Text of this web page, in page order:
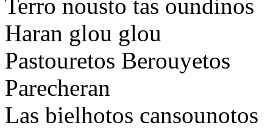
Terro nousto tas oundinos
Haran glou glou
Pastouretos Berouyetos
Parecheran
Las bielhotos cansounotos